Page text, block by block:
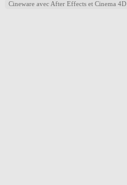
Cineware avec After Effects et Cinema 4D